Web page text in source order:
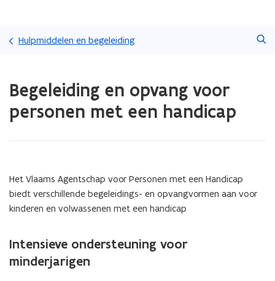
gaan
Hulpmiddelen en begeleiding
met
laden.
bevindt
opvang
voor
personen
een
handicap
Begeleiding en opvang voor
personen met een handicap
Het Vlaams Agentschap voor Personen met een Handicap
biedt verschillende begeleidings- en opvangvormen aan voor
kinderen en volwassenen met een handicap
Intensieve ondersteuning voor
minderjarigen